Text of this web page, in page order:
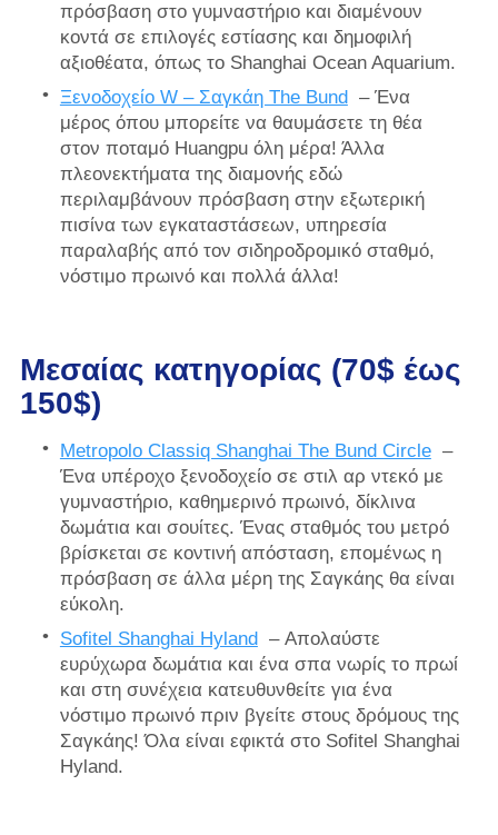
πρόσβαση στο γυμναστήριο και διαμένουν
κοντά σε επιλογές εστίασης και δημοφιλή
αξιοθέατα, όπως το Shanghai Ocean Aquarium.
Ξενοδοχείο W – Σαγκάη The Bund – Ένα
μέρος όπου μπορείτε να θαυμάσετε τη θέα
στον ποταμό Huangpu όλη μέρα! Άλλα
πλεονεκτήματα της διαμονής εδώ
περιλαμβάνουν πρόσβαση στην εξωτερική
πισίνα των εγκαταστάσεων, υπηρεσία
παραλαβής από τον σιδηροδρομικό σταθμό,
νόστιμο πρωινό και πολλά άλλα!
Μεσαίας κατηγορίας (70$ έως
150$)
Metropolo Classiq Shanghai The Bund Circle–
Ένα υπέροχο ξενοδοχείο σε στιλ αρ ντεκό με
γυμναστήριο, καθημερινό πρωινό, δίκλινα
δωμάτια και σουίτες. Ένας σταθμός του μετρό
βρίσκεται σε κοντινή απόσταση, επομένως η
πρόσβαση σε άλλα μέρη της Σαγκάης θα είναι
εύκολη.
Sofitel Shanghai Hyland – Απολαύστε
ευρύχωρα δωμάτια και ένα σπα νωρίς το πρωί
και στη συνέχεια κατευθυνθείτε για ένα
νόστιμο πρωινό πριν βγείτε στους δρόμους της
Σαγκάης! Όλα είναι εφικτά στο Sofitel Shanghai
Hyland.